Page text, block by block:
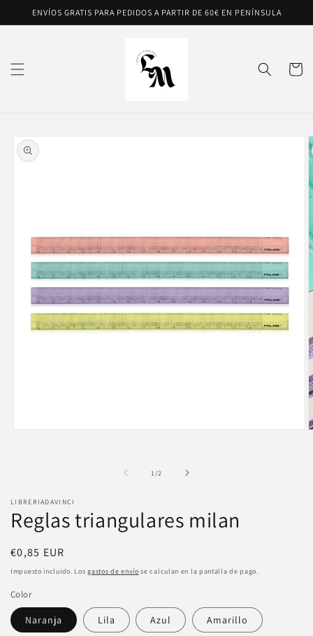
directamente
al contenido
ENVÍOS GRATIS PARA PEDIDOS A PARTIR DE 60€ EN PENÍNSULA
Carrito
directamente
a la
información
ventana
1 /de2
LIBRERIADAVINCI
Reglas triangulares milan
Precio
habitual
€0,85 EUR
Impuesto incluido. Losgastos de envío se calculan en la pantalla de pago.
Color
Naranja Lila Azul Amarillo